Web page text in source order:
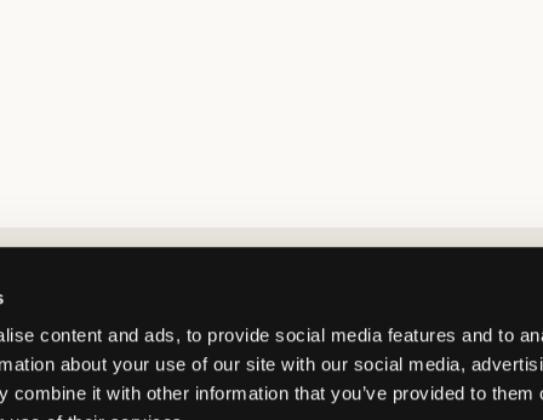
content and ads, to provide social media features and to
about your use of our site with our social media,
combine it with other information that you’ve provided to them